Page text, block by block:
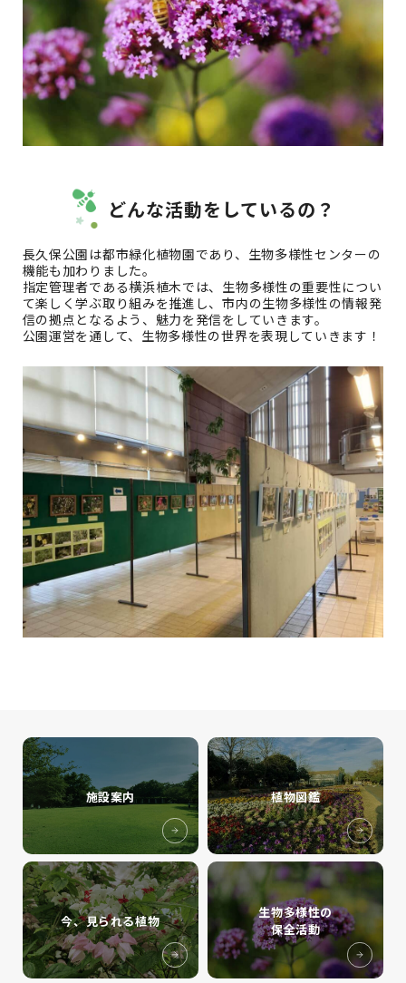
どんな活動をしているの？
長久保公園は都市緑化植物園であり、生物多様性センターの
機能も加わりました。
指定管理者である横浜植木では、生物多様性の重要性につい
て楽しく学ぶ取り組みを推進し、市内の生物多様性の情報発
信の拠点となるよう、魅力を発信をしていきます。
公園運営を通して、生物多様性の世界を表現していきます！
施設案内 植物図鑑
今、見られる植物
生物多様性の
保全活動